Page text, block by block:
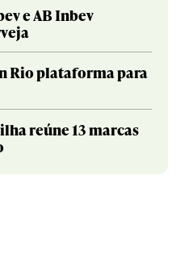
e AB Inbev
Rio plataforma para
reúne 13 marcas